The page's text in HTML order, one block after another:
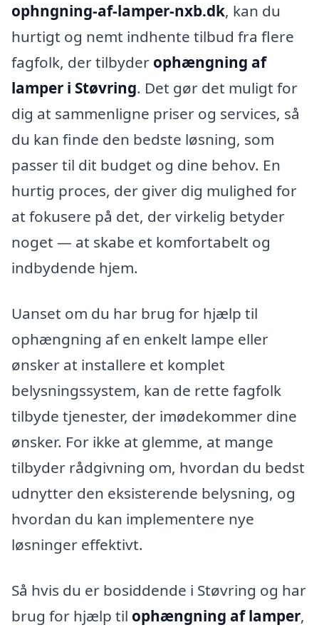
ophngning-af-lamper-nxb.dk, kan du
hurtigt og nemt indhente tilbud fra flere
fagfolk, der tilbyder ophængning af
lamper i Støvring. Det gør det muligt for
dig at sammenligne priser og services, så
du kan finde den bedste løsning, som
passer til dit budget og dine behov. En
hurtig proces, der giver dig mulighed for
at fokusere på det, der virkelig betyder
noget — at skabe et komfortabelt og
indbydende hjem.
Uanset om du har brug for hjælp til
ophængning af en enkelt lampe eller
ønsker at installere et komplet
belysningssystem, kan de rette fagfolk
tilbyde tjenester, der imødekommer dine
ønsker. For ikke at glemme, at mange
tilbyder rådgivning om, hvordan du bedst
udnytter den eksisterende belysning, og
hvordan du kan implementere nye
løsninger effektivt.
Så hvis du er bosiddende i Støvring og har
brug for hjælp til ophængning af lamper,